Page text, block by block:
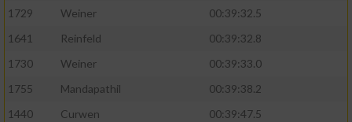
1729
Weiner
00:39:32.5
1641
Reinfeld
00:39:32.8
1730
Weiner
00:39:33.0
1755
Mandapathil
00:39:38.2
1440
Curwen
00:39:47.5
von Inhalten
IAB-Besonderheiten: